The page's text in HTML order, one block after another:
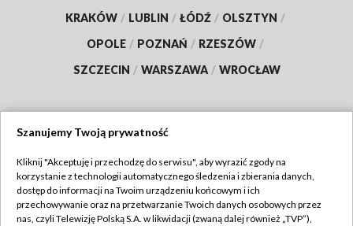
KRAKÓW / LUBLIN / ŁÓDŹ / OLSZTYN /
OPOLE / POZNAŃ / RZESZÓW /
SZCZECIN / WARSZAWA / WROCŁAW
TVP
Abonament TVP
Regulamin TVP
Szanujemy Twoją prywatność
Kliknij "Akceptuję i przechodzę do serwisu", aby wyrazić zgody na
korzystanie z technologii automatycznego śledzenia i zbierania danych,
dostęp do informacji na Twoim urządzeniu końcowym i ich
przechowywanie oraz na przetwarzanie Twoich danych osobowych przez
nas, czyli Telewizję Polską S.A. w likwidacji (zwaną dalej również „TVP”),